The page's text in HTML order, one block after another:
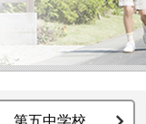
第五中学校